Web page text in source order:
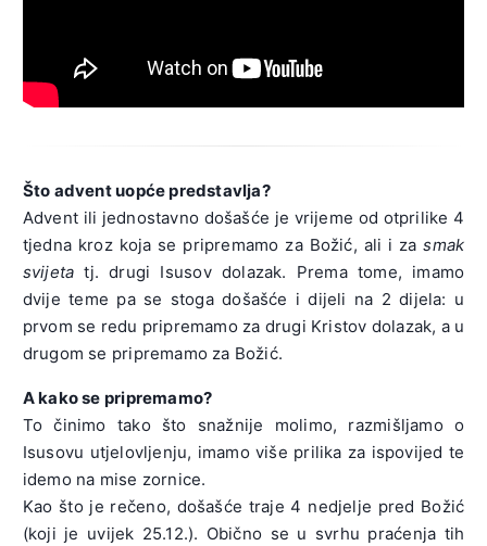
Što advent uopće predstavlja?
Advent ili jednostavno došašće je vrijeme od otprilike 4
tjedna kroz koja se pripremamo za Božić, ali i zasmak
svijeta tj. drugi Isusov dolazak. Prema tome, imamo
dvije teme pa se stoga došašće i dijeli na 2 dijela: u
prvom se redu pripremamo za drugi Kristov dolazak, a u
drugom se pripremamo za Božić.
A kako se pripremamo?
To činimo tako što snažnije molimo, razmišljamo o
Isusovu utjelovljenju, imamo više prilika za ispovijed te
idemo na mise zornice.
Kao što je rečeno, došašće traje 4 nedjelje pred Božić
(koji je uvijek 25.12.). Obično se u svrhu praćenja tih